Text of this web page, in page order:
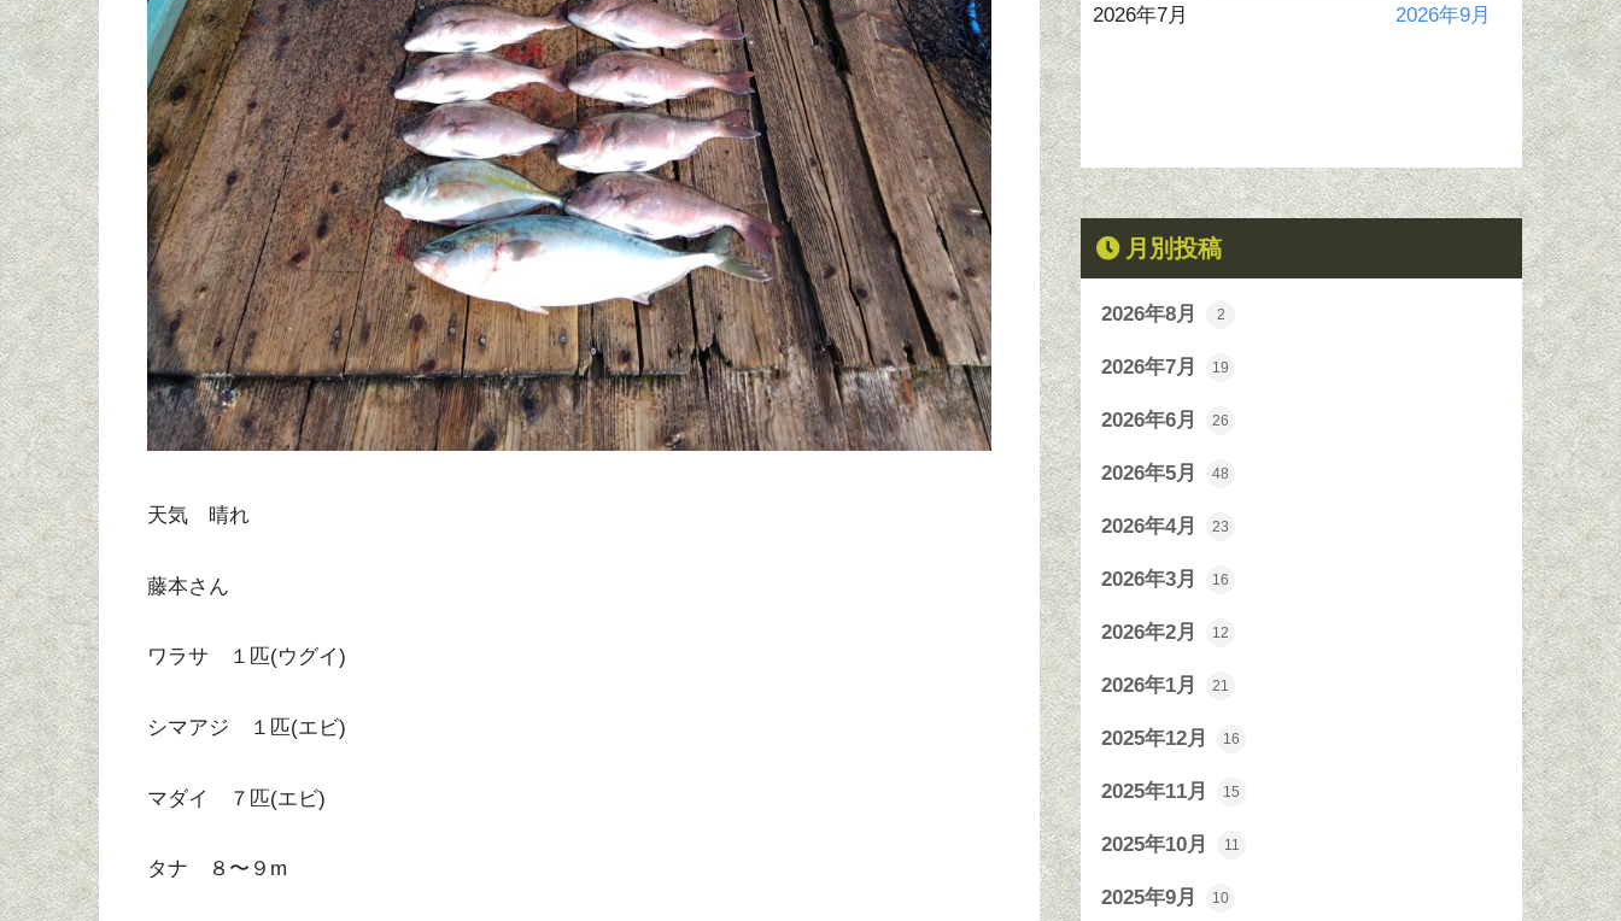
天気 晴れ
藤本さん
ワラサ １匹(ウグイ)
シマアジ １匹(エビ)
マダイ ７匹(エビ)
タナ ８〜９m
2026年7月 2026年9月
月別投稿
2026年8月 2
2026年7月 19
2026年6月 26
2026年5月 48
2026年4月 23
2026年3月 16
2026年2月 12
2026年1月 21
2025年12月 16
2025年11月 15
2025年10月 11
2025年9月 10